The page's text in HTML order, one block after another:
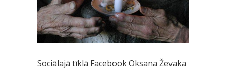
Sociālajā tīklā Facebook Oksana Ževaka